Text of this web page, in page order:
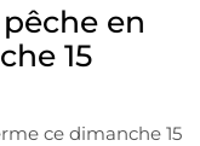
en
15
ce dimanche 15